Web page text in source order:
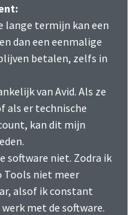
lange termijn kan een
dan een eenmalige
betalen, zelfs in
van Avid. Als ze
als er technische
kan dit mijn
software niet. Zodra ik
Tools niet meer
alsof ik constant
met de software.